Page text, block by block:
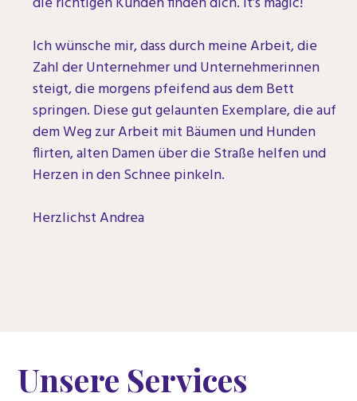
Ich wünsche mir, dass durch meine Arbeit, die
Zahl der Unternehmer und Unternehmerinnen
steigt, die morgens pfeifend aus dem Bett
springen. Diese gut gelaunten Exemplare, die auf
dem Weg zur Arbeit mit Bäumen und Hunden
flirten, alten Damen über die Straße helfen und
Herzen in den Schnee pinkeln.
Herzlichst Andrea
Unsere Services